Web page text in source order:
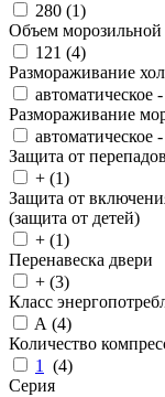
280 (1)
Объем
121 (4)
Размораживание
Размораживание
Защита от
+ (1)
Защита от
(защита от детей)
+ (1)
Перенавеска двери
+ (3)
Класс
A (4)
Количество
1
(4)
Серия